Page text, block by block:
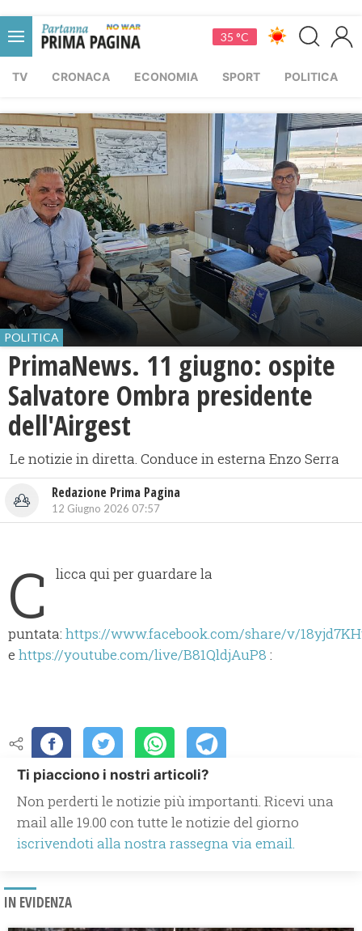
35 °C
TV CRONACA ECONOMIA SPORT POLITICA
POLITICA
PrimaNews. 11 giugno: ospite
Salvatore Ombra presidente
dell'Airgest
Le notizie in diretta. Conduce in esterna Enzo Serra
Redazione Prima Pagina
12 Giugno 2026 07:57
C licca qui per guardare la
puntata: https://www.facebook.com/share/v/
e https://youtube.com/live/B81QldjAuP8 :
Ti piacciono i nostri articoli?
Non perderti le notizie più importanti. Ricevi una
mail alle 19.00 con tutte le notizie del giorno
iscrivendoti alla nostra rassegna via email.
IN EVIDENZA